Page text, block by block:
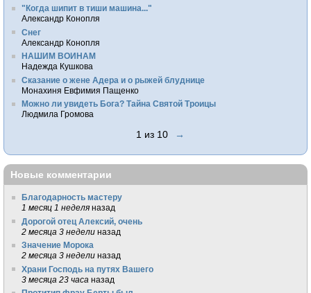
"Когда шипит в тиши машина..."
Александр Конопля
Снег
Александр Конопля
НАШИМ ВОИНАМ
Надежда Кушкова
Сказание о жене Адера и о рыжей блуднице
Монахиня Евфимия Пащенко
Можно ли увидеть Бога? Тайна Святой Троицы
Людмила Громова
1 из 10 →
Новые комментарии
Благодарность мастеру
1 месяц 1 неделя назад
Дорогой отец Алексий, очень
2 месяца 3 недели назад
Значение Морока
2 месяца 3 недели назад
Храни Господь на путях Вашего
3 месяца 23 часа назад